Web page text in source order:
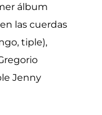
álbum
en las cuerdas
tiple),
Jenny